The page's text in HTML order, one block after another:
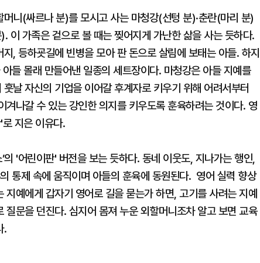
니(싸르나 분)를 모시고 사는 마청강(선텅 분)·춘란(마리 분)
이 가족은 겉으로 볼 때는 찢어지게 가난한 삶을 사는 듯하다.
, 등하굣길에 빈병을 모아 판 돈으로 살림에 보태는 아들. 하지
들 몰래 만들어낸 일종의 세트장이다. 마청강은 아들 지예를
날 자신의 기업을 이어갈 후계자로 키우기 위해 어려서부터
겨나갈 수 있는 강인한 의지를 키우도록 훈육하려는 것이다. 영
지은 이유다.
의 '어린이판' 버전을 보는 듯하다. 동네 이웃도, 지나가는 행인,
통제 속에 움직이며 아들의 훈육에 동원된다. 영어 실력 향상
예에게 갑자기 영어로 길을 묻는가 하면, 고기를 사려는 지예
질문을 던진다. 심지어 몸져 누운 외할머니조차 알고 보면 교육
.